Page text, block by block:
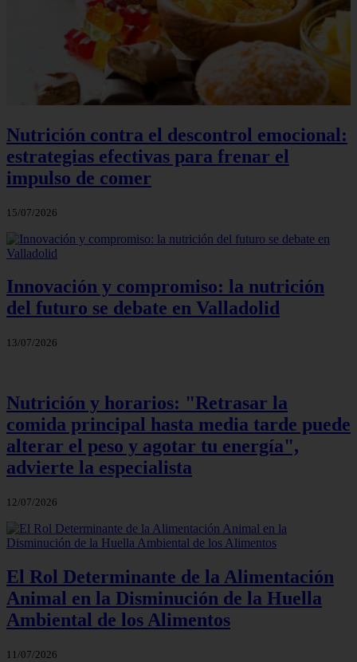
Nutrición contra el descontrol emocional:
estrategias efectivas para frenar el
impulso de comer
15/07/2026
Innovación y compromiso: la nutrición
del futuro se debate en Valladolid
13/07/2026
Nutrición y horarios: "Retrasar la
comida principal hasta media tarde puede
alterar el peso y agotar tu energía",
advierte la especialista
12/07/2026
El Rol Determinante de la Alimentación
Animal en la Disminución de la Huella
Ambiental de los Alimentos
11/07/2026